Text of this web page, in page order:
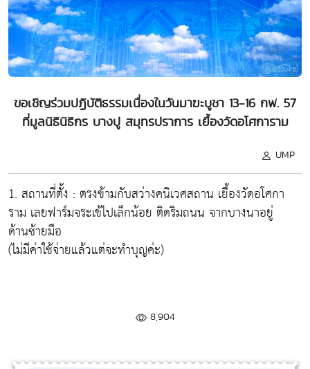
ขอเชิญร่วมปฏิบัติธรรมเนื่องในวันมาฆะบูชา 13-16 กพ. 57
ที่มูลนิธินิธิกร บางปู สมุทรปราการ เยื้องวัดอโศการาม
UMP
1. สถานที่ตั้ง : ตรงข้ามกับสว่างคนิเวศสถาน เยื้องวัดอโศกา
ราม เลยฟาร์มจระเข้ไปเล็กน้อย ติดริมถนน จากบางนาอยู่
ด้านซ้ายมือ
(ไม่มีค่าใช้จ่ายแล้วแต่จะทำบุญค่ะ)
8,904